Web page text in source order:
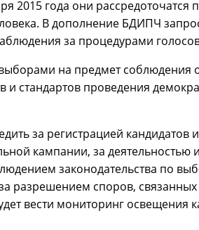
2015 года они
В дополнение БДИПЧ
за процедурами
на предмет соблюдения
и стандартов проведения
за регистрацией кандидатов
кампании, за деятельностью
законодательства по
разрешением споров,
вести мониторинг освещения